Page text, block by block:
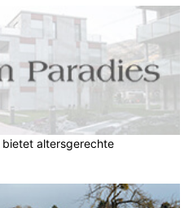
bietet altersgerechte